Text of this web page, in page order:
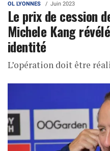
OL LYONNES Juin 2023
Le prix de cession
Michele Kang
identité
L’opération doit être